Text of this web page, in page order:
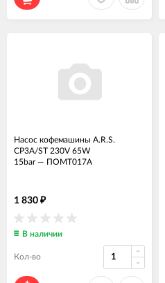
Насос кофемашины A.R.S.
CP3A/ST 230V 65W
15bar — ПОМТ017А
1 830 ₽
В наличии
Кол-во